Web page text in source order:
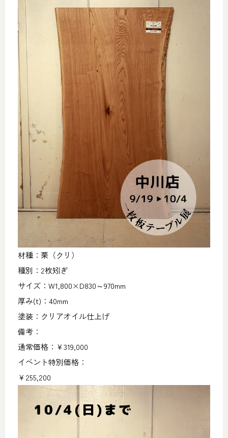
材種：栗（クリ）
種別：2枚矧ぎ
サイズ：W1,800×D830～970mm
厚み(t)：40mm
塗装：クリアオイル仕上げ
備考：
通常価格：￥319,000
イベント特別価格：
￥255,200